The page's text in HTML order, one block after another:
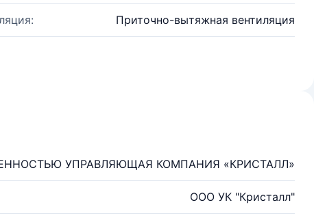
Приточно-вытяжная вентиляция
УПРАВЛЯЮЩАЯ КОМПАНИЯ «КРИСТАЛЛ»
ООО УК "Кристалл"